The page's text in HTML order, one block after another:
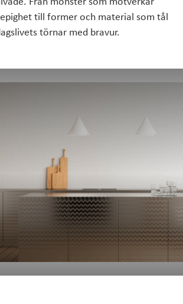
till former och material som tål
törnar med bravur.